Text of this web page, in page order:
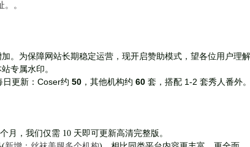
。
。为保障网站长期稳定运营，现开启赞助模式，望各位用户理解
专属水印。
更新： Coser约 50 ，其他机构约 60 套， 搭配 1-2 套秀人番外。
月，我们仅需 10 天即可更新高清完整版。